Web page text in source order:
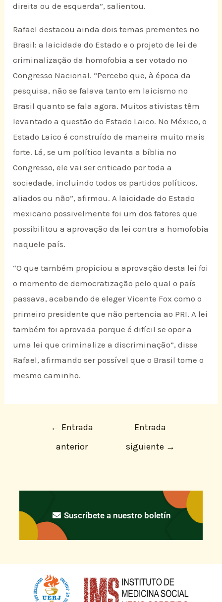
direita ou de esquerda”, salientou.
Rafael destacou ainda dois temas prementes no
Brasil: a laicidade do Estado e o projeto de lei de
criminalização da homofobia a ser votado no
Congresso Nacional. “Percebo que, à época da
pesquisa, não se falava tanto em laicismo no
Brasil quanto se fala agora. Muitos ativistas têm
levantado a questão do Estado Laico. No México, o
Estado Laico é construído de maneira muito mais
forte. Lá, se um político levanta a bíblia no
Congresso, ele vai ser criticado por toda a
sociedade, incluindo todos os partidos políticos,
aliados ou não”, afirmou. A laicidade do Estado
mexicano possivelmente foi um dos fatores que
possibilitou a aprovação da lei contra a homofobia
naquele país.
“O que também propiciou a aprovação desta lei foi
o momento de democratização pelo qual o país
passava, acabando de eleger Vicente Fox como o
primeiro presidente que não pertencia ao PRI. A lei
também foi aprovada porque é difícil se opor a
uma lei que criminalize a discriminação”, disse
Rafael, afirmando ser possível que o Brasil tome o
mesmo caminho.
← Entrada
anterior
Entrada
siguiente →
Suscríbete a nuestro boletín